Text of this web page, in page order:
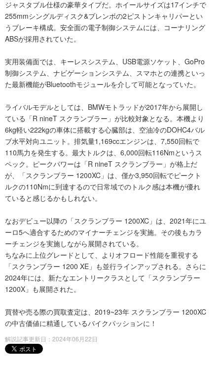
ジャスタブル仕様の豪華タイプだ。ホイールサイズは17インチで
255mmシングルディスク&ブレンボの2ピストンキャリパーとい
うブレーキ構成。安全面の電子制御システムには、コーナリング
ABSが採用されていた。
実用装備面では、キーレスシステム、USB電源ソケット、GoPro
制御システム、ナビゲーションシステム、スマホとの連携といっ
た最新機能がBluetoothモジュールを介して可能となっていた。
ライバルモデルとしては、BMWモトラッドが2017年から展開し
ている「R nineT スクランブラー」が比較対象となる。本機より
6kg軽い222kgの車体に搭載する心臓部は、空油冷のDOHC4バル
ブ水平対向ユニット。排気量1,169ccエンジンは、7,550回転で
110馬力を発生する。最大トルクは、6,000回転116Nmというス
ペック。ピークパワーは「R nineT スクランブラー」が格上だ
が、「スクランブラー 1200XC」は、僅か3,950回転でピークト
ルクの110Nmに到達するので日常域でのトルク感は本機が優れ
ていると感じるかもしれない。
なおデビュー以降の「スクランブラー 1200XC」は、2021年にユ
ーロ5へ適合するためのマイナーチェンジを実施。その後もカラ
ーチェンジを実施しながら展開されている。
ちなみに上位グレードとして、よりオフロード性能を重視する
「スクランブラー 1200 XE」も並行ラインアップされる。さらに
2024年には、新たなエントリークラスとして「スクランブラー
1200X」も展開された。
買替や売る際の買取査定は、2019~23年 スクランブラー 1200XC
の中古価値に精通しているバイクパッションに！
解説記事更新日：2024年06月22日